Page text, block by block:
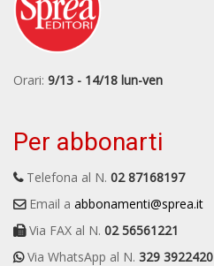
Orari: 9/13 - 14/18 lun-ven
Per abbonarti
Telefona al N. 02 87168197
Email a abbonamenti@sprea.it
Via FAX al N. 02 56561221
Via WhatsApp al N. 329 3922420